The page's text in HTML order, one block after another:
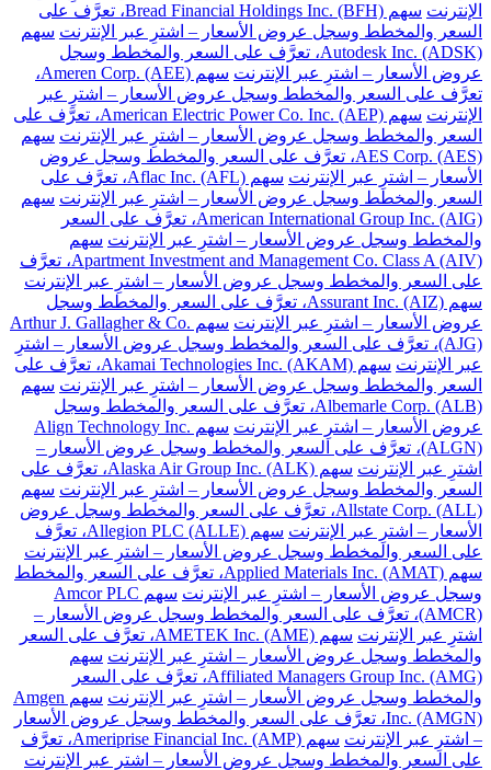
الإنترنت
سهم Bread Financial Holdings Inc. (BFH)، تعرَّف على
السعر والمخطط وسجل عروض الأسعار – اشترِ عبر الإنترنت سهم
Autodesk Inc. (ADSK)، تعرَّف على السعر والمخطط وسجل
عروض الأسعار – اشترِ عبر الإنترنت
سهم Ameren Corp. (AEE)،
تعرَّف على السعر والمخطط وسجل عروض الأسعار – اشترِ عبر
الإنترنت
سهم American Electric Power Co. Inc. (AEP)، تعرَّف على
السعر والمخطط وسجل عروض الأسعار – اشترِ عبر الإنترنت سهم
AES Corp. (AES)، تعرَّف على السعر والمخطط وسجل عروض
الأسعار – اشترِ عبر الإنترنت
سهم Aflac Inc. (AFL)، تعرَّف على
السعر والمخطط وسجل عروض الأسعار – اشترِ عبر الإنترنت سهم
American International Group Inc. (AIG)، تعرَّف على السعر
والمخطط وسجل عروض الأسعار – اشترِ عبر الإنترنت سهم
Apartment Investment and Management Co. Class A (AIV)، تعرَّف
على السعر والمخطط وسجل عروض الأسعار – اشترِ عبر الإنترنت
سهم Assurant Inc. (AIZ)، تعرَّف على السعر والمخطط وسجل
عروض الأسعار – اشترِ عبر الإنترنت
سهم Arthur J. Gallagher & Co.
(AJG)، تعرَّف على السعر والمخطط وسجل عروض الأسعار – اشترِ
عبر الإنترنت
سهم Akamai Technologies Inc. (AKAM)، تعرَّف على
السعر والمخطط وسجل عروض الأسعار – اشترِ عبر الإنترنت سهم
Albemarle Corp. (ALB)، تعرَّف على السعر والمخطط وسجل
عروض الأسعار – اشترِ عبر الإنترنت
سهم Align Technology Inc.
(ALGN)، تعرَّف على السعر والمخطط وسجل عروض الأسعار –
اشترِ عبر الإنترنت
سهم Alaska Air Group Inc. (ALK)، تعرَّف على
السعر والمخطط وسجل عروض الأسعار – اشترِ عبر الإنترنت سهم
Allstate Corp. (ALL)، تعرَّف على السعر والمخطط وسجل عروض
الأسعار – اشترِ عبر الإنترنت
سهم Allegion PLC (ALLE)، تعرَّف
على السعر والمخطط وسجل عروض الأسعار – اشترِ عبر الإنترنت
سهم Applied Materials Inc. (AMAT)، تعرَّف على السعر والمخطط
وسجل عروض الأسعار – اشترِ عبر الإنترنت
سهم Amcor PLC
(AMCR)، تعرَّف على السعر والمخطط وسجل عروض الأسعار –
اشترِ عبر الإنترنت
سهم AMETEK Inc. (AME)، تعرَّف على السعر
والمخطط وسجل عروض الأسعار – اشترِ عبر الإنترنت سهم
Affiliated Managers Group Inc. (AMG)، تعرَّف على السعر
والمخطط وسجل عروض الأسعار – اشترِ عبر الإنترنت
سهم Amgen
Inc. (AMGN)، تعرَّف على السعر والمخطط وسجل عروض الأسعار
– اشترِ عبر الإنترنت
سهم Ameriprise Financial Inc. (AMP)، تعرَّف
على السعر والمخطط وسجل عروض الأسعار – اشترِ عبر الإنترنت